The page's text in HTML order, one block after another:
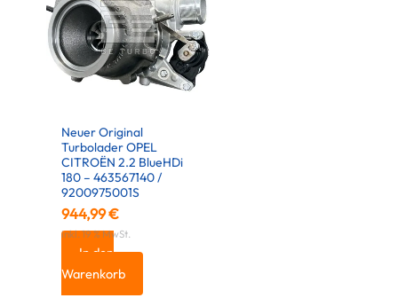
Neuer Original
Turbolader OPEL
CITROËN 2.2 BlueHDi
180 – 463567140 /
9200975001S
944,99€
inkl. 19 % MwSt.
In den
Warenkorb